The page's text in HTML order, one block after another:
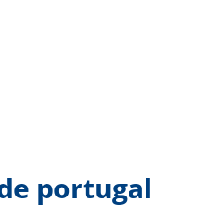
portugal